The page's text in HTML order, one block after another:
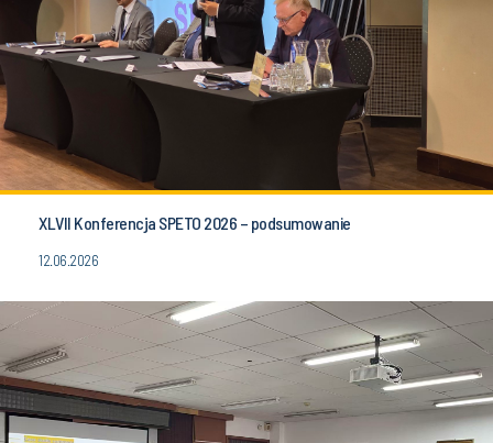
XLVII Konferencja SPETO 2026 – podsumowanie
12.06.2026